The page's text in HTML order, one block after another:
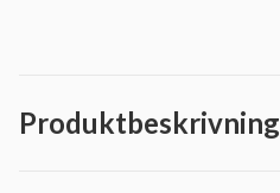
Produktbeskrivning